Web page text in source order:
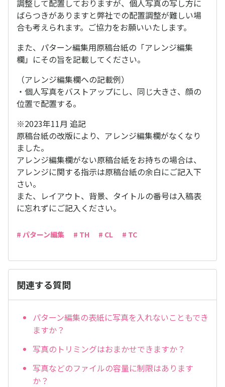
調整して配置しておりますが、個人写真の写し方に
ばらつきがありますと弊社での配置調整が難しい場
合も考えられます。ご協力をお願いいたします。
また、パターン編集用原稿台紙の「アレンジ編集
欄」にその旨を記載してください。
（アレンジ編集欄への記載例）
・個人写真をバストアップにし、同じ大きさ、顔の
位置で配置する。
※2023年11月 追記
原稿台紙の改版により、アレンジ編集欄がなくなり
ました。
アレンジ編集欄がない原稿台紙をお持ちの場合は、
アレンジに関する指示は原稿台紙の余白にご記入下
さい。
また、レイアウト、背景、タイトルの番号は入稿表
に忘れずにご記入ください。
# パターン編集 # TH # CL # TC
関連する質問
パターン編集の表紙に写真を入れないこともでき
ますか？
写真のトリミングはおまかせできますか？
写真などのファイルの容量に制限はあります
か？